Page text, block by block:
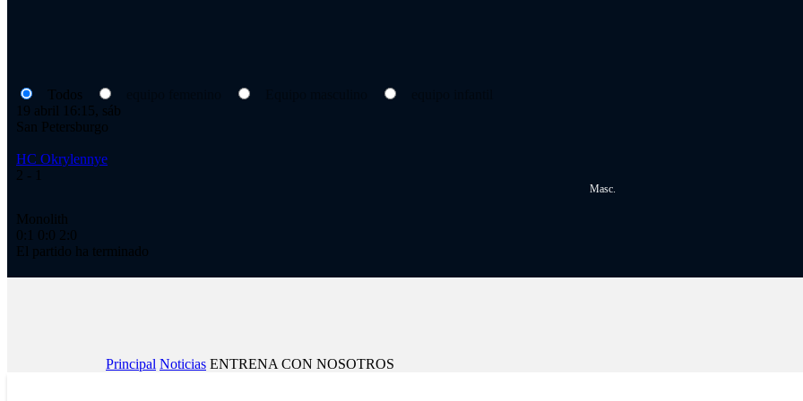
Todos
19 abril 16:15, sáb
San Petersburgo
HC Okrylennye
2 - 1
Masc.
Monolith
0:1 0:0 2:0
El partido ha terminado
Principal Noticias ENTRENA CON NOSOTROS